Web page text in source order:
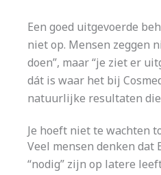
Een goed uitgevoerde
niet op. Mensen zeggen
doen”, maar “je ziet er
dát is waar het bij
natuurlijke resultaten
Je hoeft niet te wachten
Veel mensen denken dat
“nodig” zijn op latere